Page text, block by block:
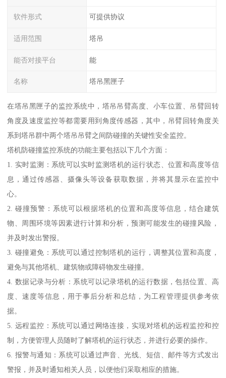
软件形式 可提供协议
适用范围 塔吊
能否对接平台 能
名称 塔吊黑匣子
在塔吊黑匣子的监控系统中，塔吊吊臂高度、小车位置、吊臂回转
角度及速度监控等都需要用到角度传感器，其中，吊臂回转角度关
系到塔吊群中两个塔吊吊臂之间防碰撞的关键性安全监控。
塔机防碰撞监控系统的功能主要包括以下几个方面：
1. 实时监测：系统可以实时监测塔机的运行状态、位置和高度等信
息，通过传感器、摄像头等设备获取数据，并将其显示在监控中
心。
2. 碰撞预警：系统可以根据塔机的位置和高度等信息，结合建筑
物、周围环境等因素进行计算和分析，预测可能发生的碰撞风险，
并及时发出警报。
3. 碰撞避免：系统可以通过控制塔机的运行，调整其位置和高度，
避免与其他塔机、建筑物或障碍物发生碰撞。
4. 数据记录与分析：系统可以记录塔机的运行数据，包括位置、高
度、速度等信息，用于事后分析和总结，为工程管理提供参考依
据。
5. 远程监控：系统可以通过网络连接，实现对塔机的远程监控和控
制，方便管理人员随时了解塔机的运行状态，并进行必要的操作。
6. 报警与通知：系统可以通过声音、光线、短信、邮件等方式发出
警报，并及时通知相关人员，以便他们采取相应的措施。